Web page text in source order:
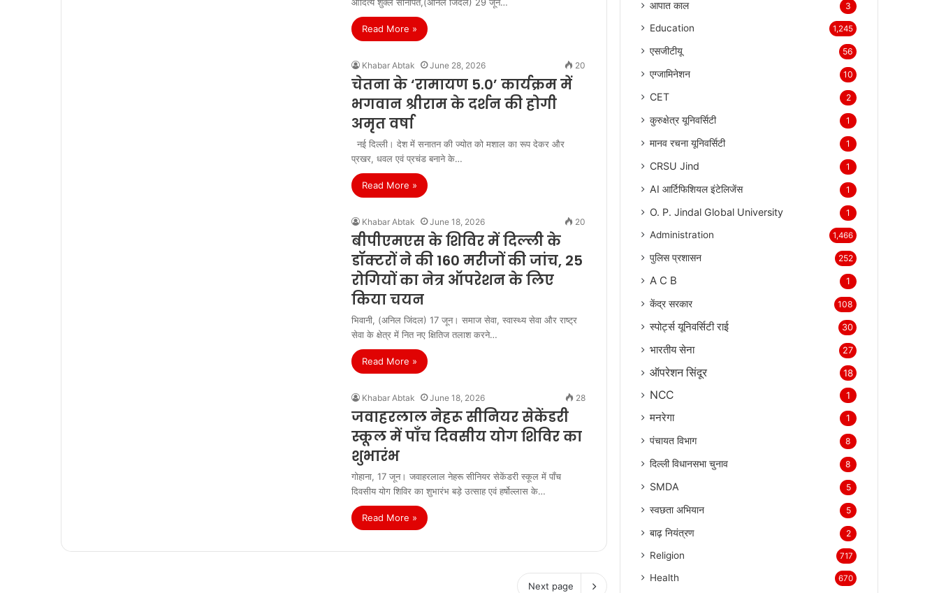
Read More »
Khabar Abtak June 28, 2026 20
चेतना के ‘रामायण 5.0’ कार्यक्रम में
भगवान श्रीराम के दर्शन की होगी
अमृत वर्षा
नई दिल्ली। देश में सनातन की ज्योत को मशाल का रूप देकर और
प्रखर, धवल एवं प्रचंड बनाने के…
Read More »
Khabar Abtak June 18, 2026 20
बीपीएमएस के शिविर में दिल्ली के
डॉक्टरों ने की 160 मरीजों की जांच, 25
रोगियों का नेत्र ऑपरेशन के लिए
किया चयन
भिवानी, (अनिल जिंदल) 17 जून। समाज सेवा, स्वास्थ्य सेवा और राष्ट्र
सेवा के क्षेत्र में नित नए क्षितिज तलाश करने…
Read More »
Khabar Abtak June 18, 2026 28
जवाहरलाल नेहरू सीनियर सेकेंडरी
स्कूल में पाँच दिवसीय योग शिविर का
शुभारंभ
गोहाना, 17 जून। जवाहरलाल नेहरू सीनियर सेकेंडरी स्कूल में पाँच
दिवसीय योग शिविर का शुभारंभ बड़े उत्साह एवं हर्षोल्लास के…
Read More »
Next page
आपात काल 3
Education 1,245
एसजीटीयू 56
एग्जामिनेशन 10
CET 2
कुरुक्षेत्र यूनिवर्सिटी 1
मानव रचना यूनिवर्सिटी 1
CRSU Jind 1
AI आर्टिफिशियल इंटेलिजेंस 1
O. P. Jindal Global University 1
Administration 1,466
पुलिस प्रशासन 252
A C B 1
केंद्र सरकार 108
स्पोर्ट्स यूनिवर्सिटी राई 30
भारतीय सेना 27
ऑपरेशन सिंदूर 18
NCC 1
मनरेगा 1
पंचायत विभाग 8
दिल्ली विधानसभा चुनाव 8
SMDA 5
स्वछता अभियान 5
बाढ़ नियंत्रण 2
Religion 717
Health 670